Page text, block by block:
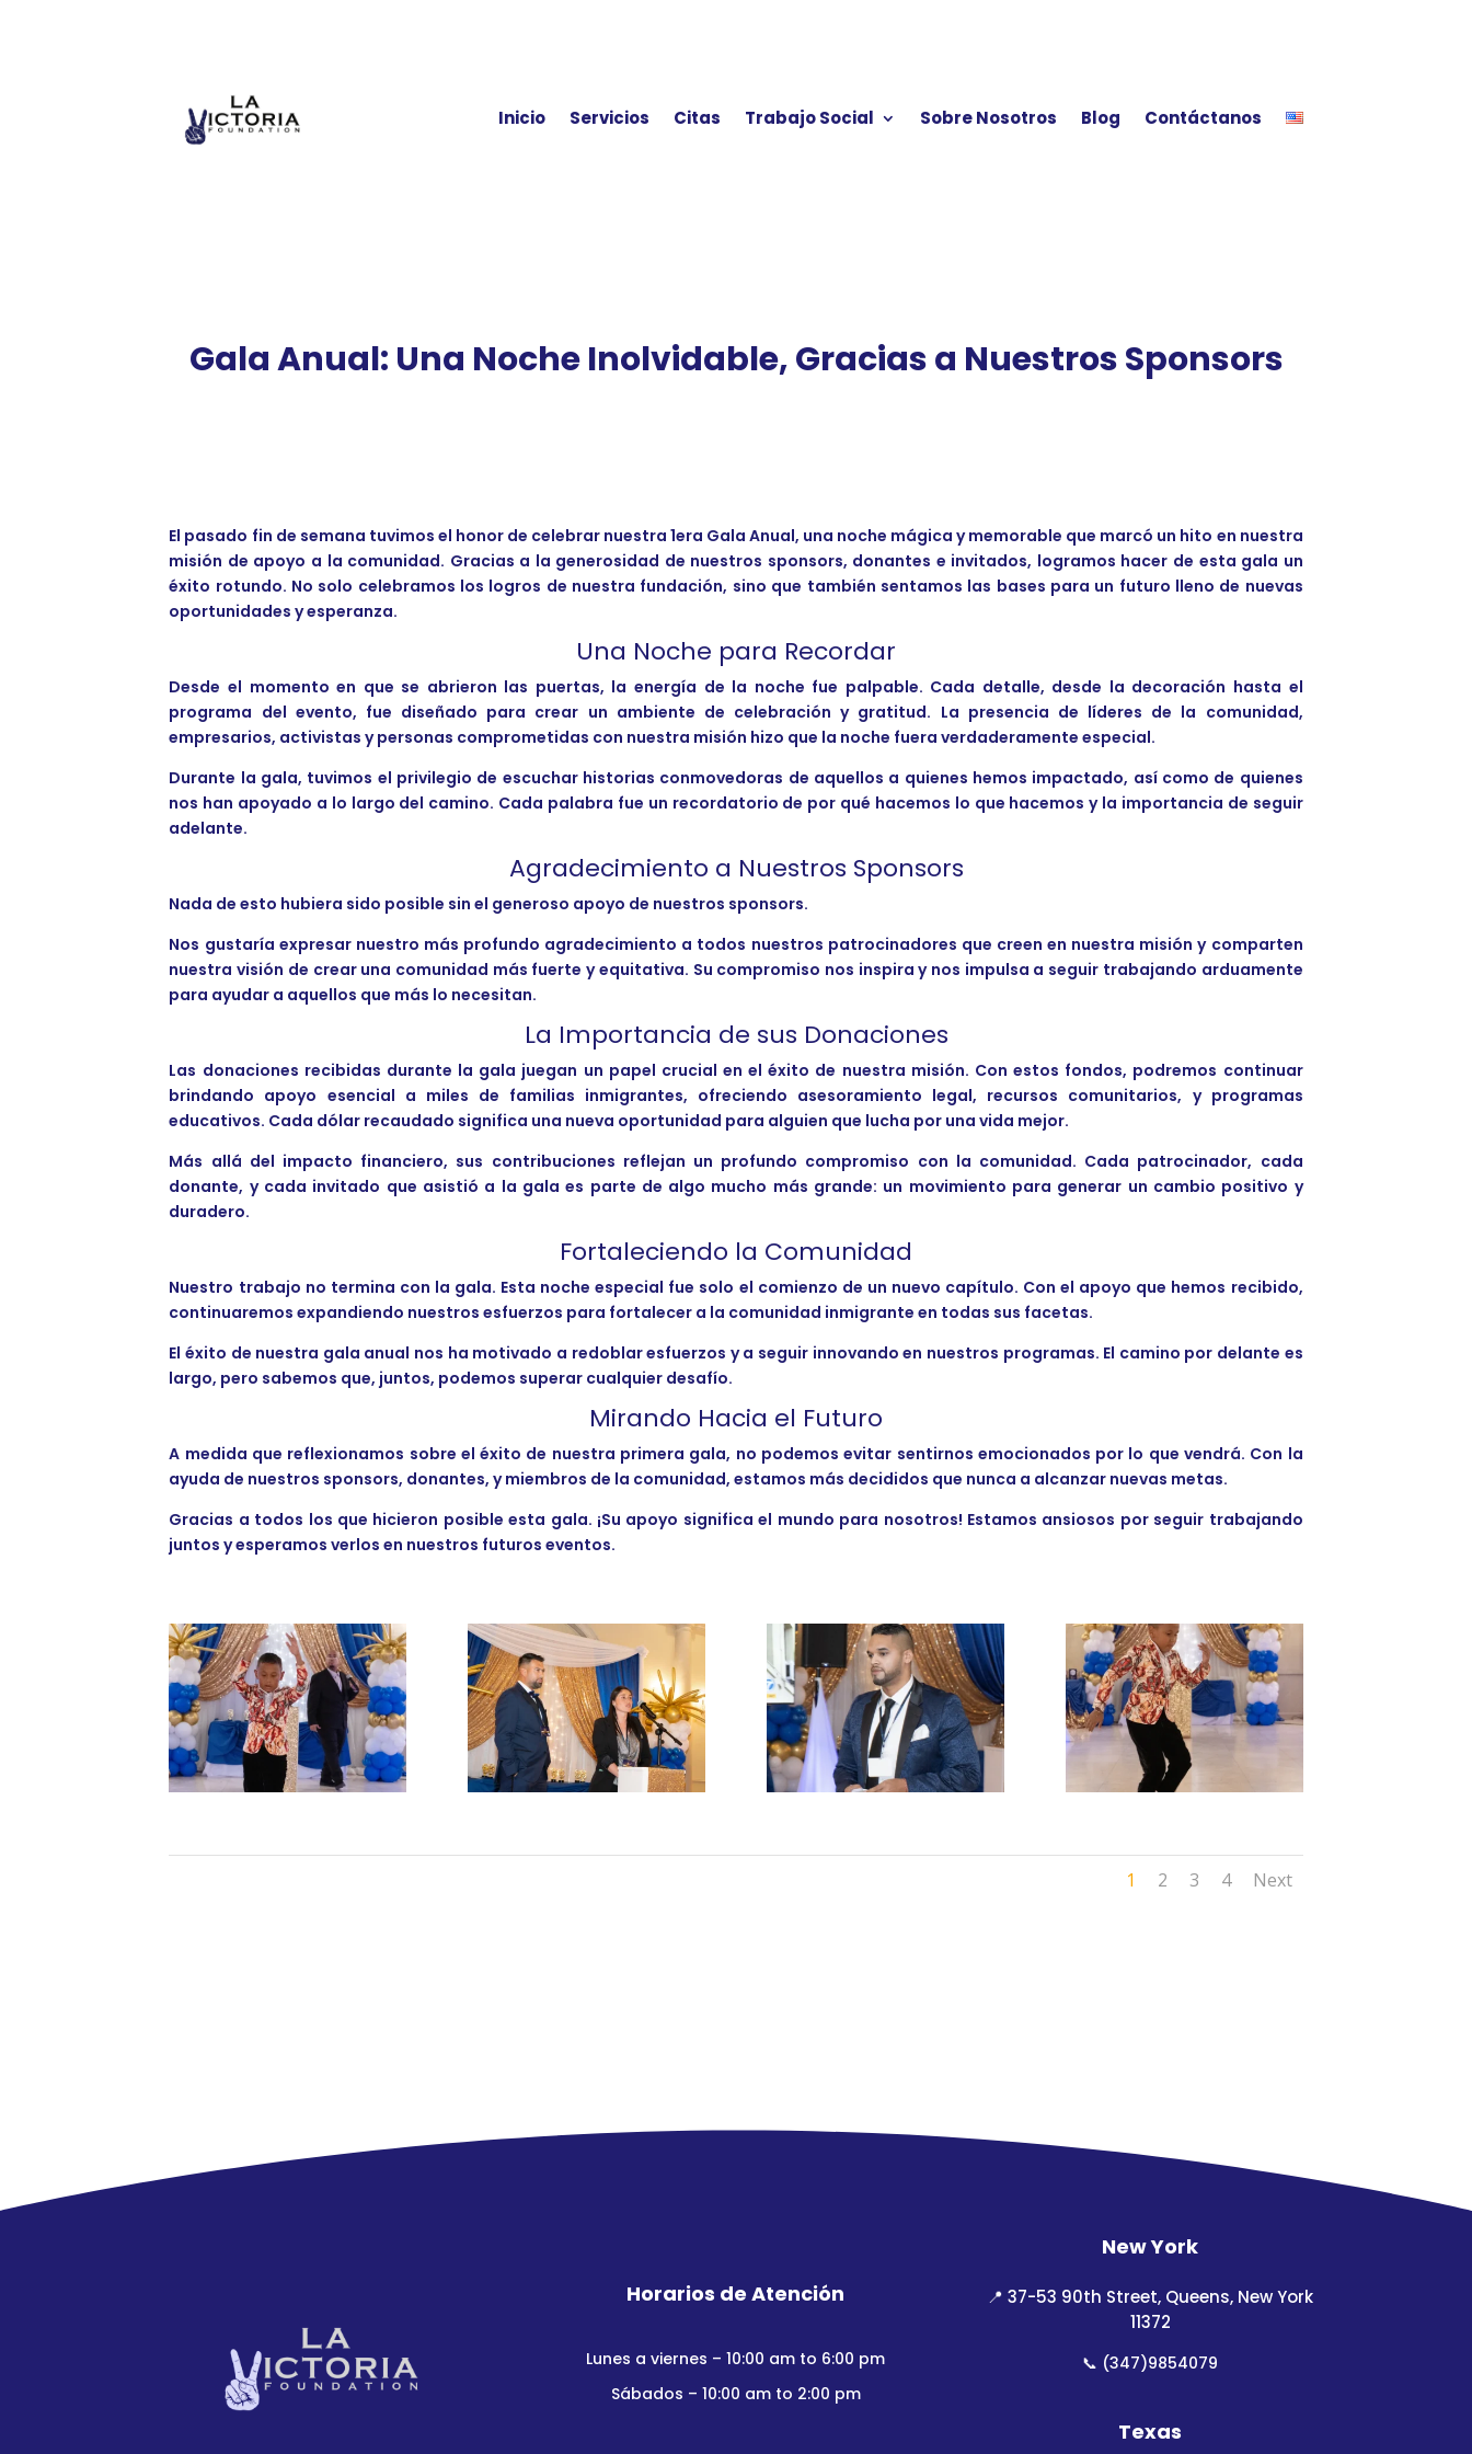
Inicio Servicios Citas Trabajo Social Sobre Nosotros Blog Contáctanos
Gala Anual: Una Noche Inolvidable, Gracias a Nuestros Sponsors
El pasado fin de semana tuvimos el honor de celebrar nuestra 1era Gala Anual, una noche mágica y memorable que marcó un hito en nuestra
misión de apoyo a la comunidad. Gracias a la generosidad de nuestros sponsors, donantes e invitados, logramos hacer de esta gala un
éxito rotundo. No solo celebramos los logros de nuestra fundación, sino que también sentamos las bases para un futuro lleno de nuevas
oportunidades y esperanza.
Una Noche para Recordar
Desde el momento en que se abrieron las puertas, la energía de la noche fue palpable. Cada detalle, desde la decoración hasta el
programa del evento, fue diseñado para crear un ambiente de celebración y gratitud. La presencia de líderes de la comunidad,
empresarios, activistas y personas comprometidas con nuestra misión hizo que la noche fuera verdaderamente especial.
Durante la gala, tuvimos el privilegio de escuchar historias conmovedoras de aquellos a quienes hemos impactado, así como de quienes
nos han apoyado a lo largo del camino. Cada palabra fue un recordatorio de por qué hacemos lo que hacemos y la importancia de seguir
adelante.
Agradecimiento a Nuestros Sponsors
Nada de esto hubiera sido posible sin el generoso apoyo de nuestros sponsors.
Nos gustaría expresar nuestro más profundo agradecimiento a todos nuestros patrocinadores que creen en nuestra misión y comparten
nuestra visión de crear una comunidad más fuerte y equitativa. Su compromiso nos inspira y nos impulsa a seguir trabajando arduamente
para ayudar a aquellos que más lo necesitan.
La Importancia de sus Donaciones
Las donaciones recibidas durante la gala juegan un papel crucial en el éxito de nuestra misión. Con estos fondos, podremos continuar
brindando apoyo esencial a miles de familias inmigrantes, ofreciendo asesoramiento legal, recursos comunitarios, y programas
educativos. Cada dólar recaudado significa una nueva oportunidad para alguien que lucha por una vida mejor.
Más allá del impacto financiero, sus contribuciones reflejan un profundo compromiso con la comunidad. Cada patrocinador, cada
donante, y cada invitado que asistió a la gala es parte de algo mucho más grande: un movimiento para generar un cambio positivo y
duradero.
Fortaleciendo la Comunidad
Nuestro trabajo no termina con la gala. Esta noche especial fue solo el comienzo de un nuevo capítulo. Con el apoyo que hemos recibido,
continuaremos expandiendo nuestros esfuerzos para fortalecer a la comunidad inmigrante en todas sus facetas.
El éxito de nuestra gala anual nos ha motivado a redoblar esfuerzos y a seguir innovando en nuestros programas. El camino por delante es
largo, pero sabemos que, juntos, podemos superar cualquier desafío.
Mirando Hacia el Futuro
A medida que reflexionamos sobre el éxito de nuestra primera gala, no podemos evitar sentirnos emocionados por lo que vendrá. Con la
ayuda de nuestros sponsors, donantes, y miembros de la comunidad, estamos más decididos que nunca a alcanzar nuevas metas.
Gracias a todos los que hicieron posible esta gala. ¡Su apoyo significa el mundo para nosotros! Estamos ansiosos por seguir trabajando
juntos y esperamos verlos en nuestros futuros eventos.
1 2 3 4 Next
Horarios de Atención
Lunes a viernes – 10:00 am to 6:00 pm
Sábados – 10:00 am to 2:00 pm
New York
📍37-53 90th Street, Queens, New York
11372
📞 (347)9854079
Texas